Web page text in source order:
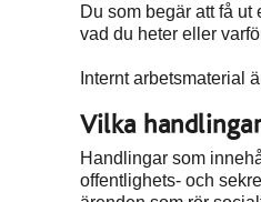
Du som begär att få
vad du heter eller
Internt arbetsmaterial
Vilka
Handlingar som
offentlighets- och